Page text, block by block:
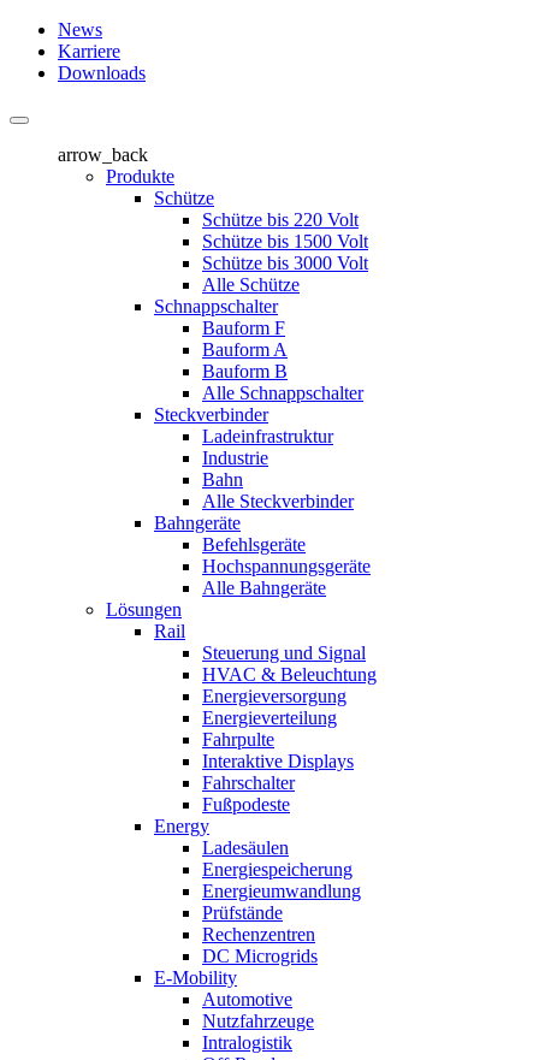
News
Karriere
Downloads
arrow_back
Produkte
Schütze
Schütze bis 220 Volt
Schütze bis 1500 Volt
Schütze bis 3000 Volt
Alle Schütze
Schnappschalter
Bauform F
Bauform A
Bauform B
Alle Schnappschalter
Steckverbinder
Ladeinfrastruktur
Industrie
Bahn
Alle Steckverbinder
Bahngeräte
Befehlsgeräte
Hochspannungsgeräte
Alle Bahngeräte
Lösungen
Rail
Steuerung und Signal
HVAC & Beleuchtung
Energieversorgung
Energieverteilung
Fahrpulte
Interaktive Displays
Fahrschalter
Fußpodeste
Energy
Ladesäulen
Energiespeicherung
Energieumwandlung
Prüfstände
Rechenzentren
DC Microgrids
E-Mobility
Automotive
Nutzfahrzeuge
Intralogistik